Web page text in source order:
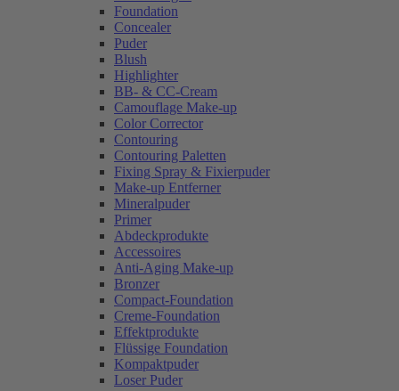
Foundation
Concealer
Puder
Blush
Highlighter
BB- & CC-Cream
Camouflage Make-up
Color Corrector
Contouring
Contouring Paletten
Fixing Spray & Fixierpuder
Make-up Entferner
Mineralpuder
Primer
Abdeckprodukte
Accessoires
Anti-Aging Make-up
Bronzer
Compact-Foundation
Creme-Foundation
Effektprodukte
Flüssige Foundation
Kompaktpuder
Loser Puder